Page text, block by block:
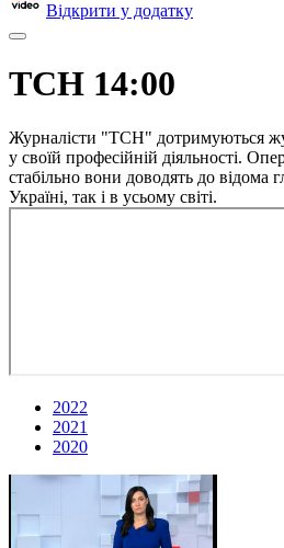
Відкрити у додатку
ТСН 14:00
Журналісти "ТСН" дотримуються
у своїй професійній діяльності.
стабільно вони доводять до відома
Україні, так і в усьому світі.
2022
2021
2020